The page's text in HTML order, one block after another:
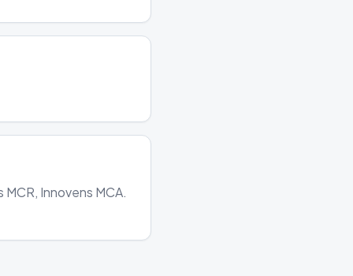
Innovens MCA.